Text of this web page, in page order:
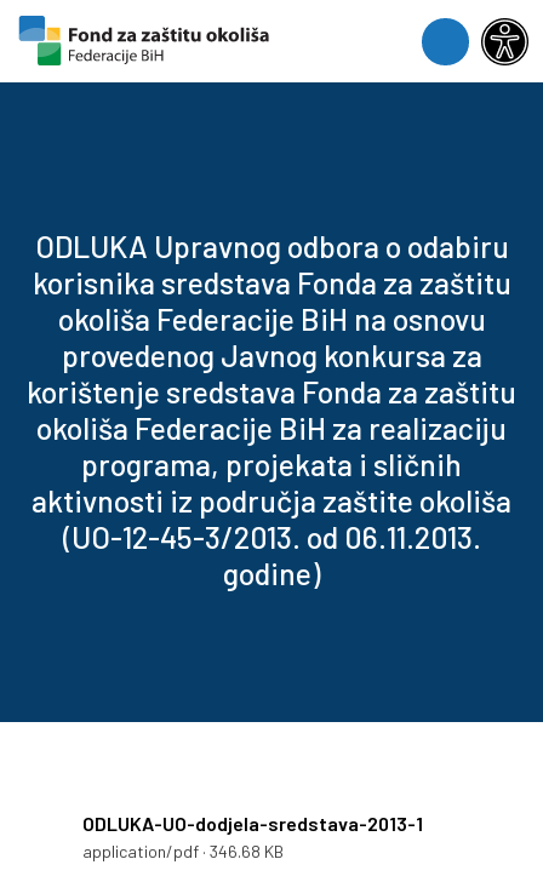
Skip to content
Skip to footer
Menu
ODLUKA Upravnog odbora o odabiru
korisnika sredstava Fonda za zaštitu
okoliša Federacije BiH na osnovu
provedenog Javnog konkursa za
korištenje sredstava Fonda za zaštitu
okoliša Federacije BiH za realizaciju
programa, projekata i sličnih
aktivnosti iz područja zaštite okoliša
(UO-12-45-3/2013. od 06.11.2013.
godine)
ODLUKA-UO-dodjela-sredstava-2013-1
application/pdf · 346.68 KB